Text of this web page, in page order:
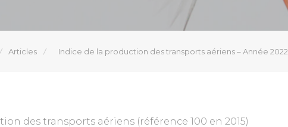
Articles Indice de la production des transports aériens – Année 2022
des transports aériens (référence 100 en 2015)